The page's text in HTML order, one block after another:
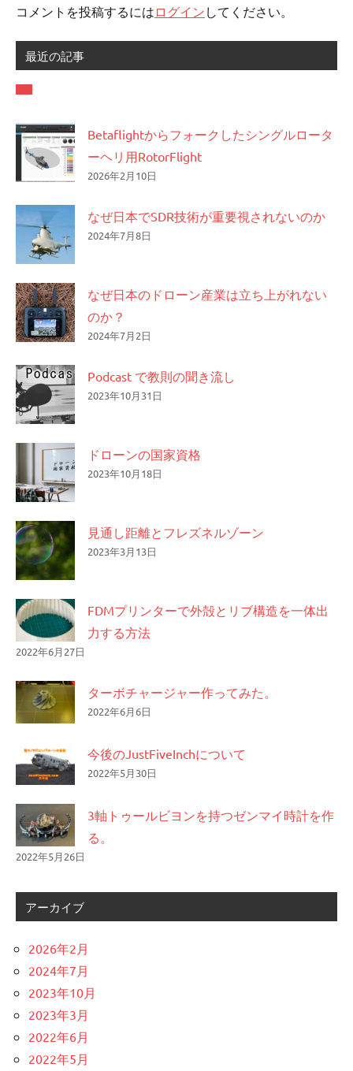
ゲ
ー
シ
ョ
ン
コメントを投稿するには ログイン してください。
最近の記事
Betaflightからフォークしたシングルロータ
ーヘリ用RotorFlight
2026年2月10日
なぜ日本でSDR技術が重要視されないのか
2024年7月8日
なぜ日本のドローン産業は立ち上がれない
のか？
2024年7月2日
Podcast で教則の聞き流し
2023年10月31日
ドローンの国家資格
2023年10月18日
見通し距離とフレズネルゾーン
2023年3月13日
FDMプリンターで外殻とリブ構造を一体出
力する方法
2022年6月27日
ターボチャージャー作ってみた。
2022年6月6日
今後のJustFiveInchについて
2022年5月30日
3軸トゥールビヨンを持つゼンマイ時計を作
る。
2022年5月26日
アーカイブ
2026年2月
2024年7月
2023年10月
2023年3月
2022年6月
2022年5月